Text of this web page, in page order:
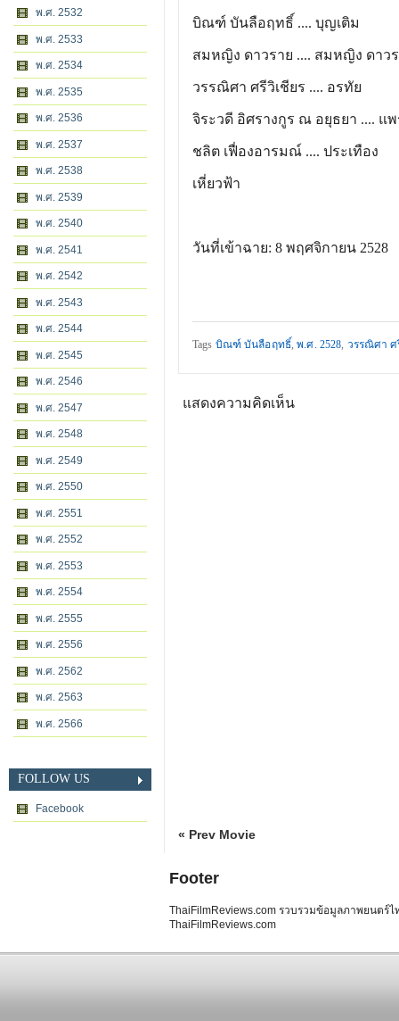
พ.ศ. 2532
พ.ศ. 2533
พ.ศ. 2534
พ.ศ. 2535
พ.ศ. 2536
พ.ศ. 2537
พ.ศ. 2538
พ.ศ. 2539
พ.ศ. 2540
พ.ศ. 2541
พ.ศ. 2542
พ.ศ. 2543
พ.ศ. 2544
พ.ศ. 2545
พ.ศ. 2546
พ.ศ. 2547
พ.ศ. 2548
พ.ศ. 2549
พ.ศ. 2550
พ.ศ. 2551
พ.ศ. 2552
พ.ศ. 2553
พ.ศ. 2554
พ.ศ. 2555
พ.ศ. 2556
พ.ศ. 2562
พ.ศ. 2563
พ.ศ. 2566
FOLLOW US
Facebook
บิณฑ์ บันลือฤทธิ์ .... บุญเติม
สมหญิง ดาวราย .... สมหญิง ดาว
วรรณิศา ศรีวิเชียร .... อรทัย
จิระวดี อิศรางกูร ณ อยุธยา .... แ
ชลิต เฟื่องอารมณ์ .... ประเทือง
เหี่ยวฟ้า
วันที่เข้าฉาย: 8 พฤศจิกายน 2528
Tags บิณฑ์ บันลือฤทธิ์,พ.ศ. 2528, วรรณิศา ศ
แสดงความคิดเห็น
« Prev Movie
Footer
ThaiFilmReviews.com รวบรวมข้อมูลภาพยนตร์
ThaiFilmReviews.com